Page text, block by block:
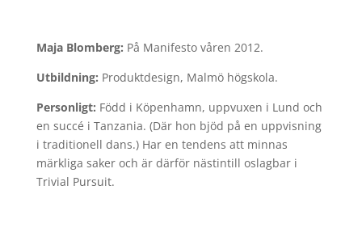
Maja Blomberg: På Manifesto våren 2012.
Utbildning: Produktdesign, Malmö högskola.
Personligt: Född i Köpenhamn, uppvuxen i Lund och
en succé i Tanzania. (Där hon bjöd på en uppvisning
i traditionell dans.) Har en tendens att minnas
märkliga saker och är därför nästintill oslagbar i
Trivial Pursuit.